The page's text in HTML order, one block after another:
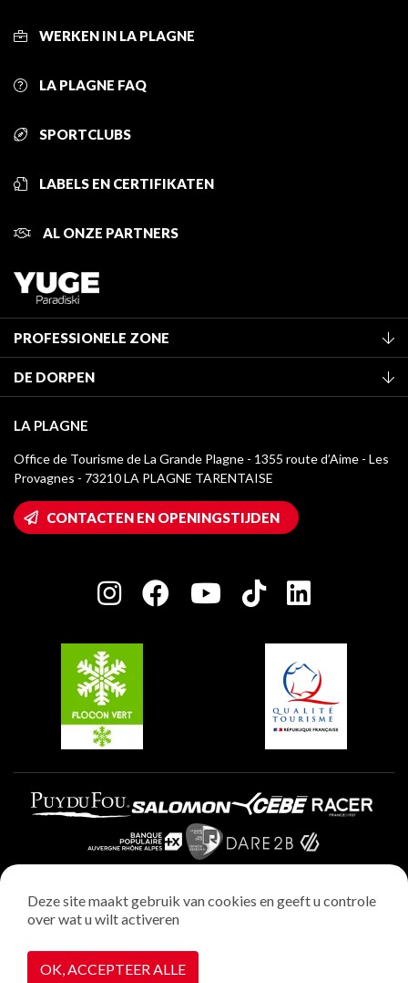
WERKEN IN LA PLAGNE
LA PLAGNE FAQ
SPORTCLUBS
LABELS EN CERTIFIKATEN
AL ONZE PARTNERS
PROFESSIONELE ZONE
Classificatie van de gemeubileerde accommodaties
Verblijfstaks
Mediatheek
La Plagne logo's
Wifi toegang
Huis van de eigenaar
Charter van toegewijde spelers
DE DORPEN
Montchavin - Les Coches
Champagny-en-Vanoise
Plagne 1800
Plagne Villages
Plagne Aime 2000
LA PLAGNE
Office de Tourisme de La Grande Plagne - 1355 route d’Aime - Les
Provagnes - 73210 LA PLAGNE TARENTAISE
CONTACTEN EN OPENINGSTIJDEN
Wettelijke vermeldingen
Privacybeleid
Realisatie : StudioJuillet
Deze site maakt gebruik van cookies en geeft u controle
over wat u wilt activeren
OK, ACCEPTEER ALLE